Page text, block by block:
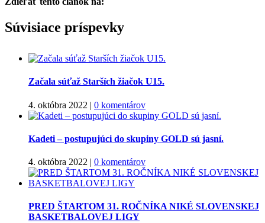
Facebook
Twitter
Súvisiace príspevky
Začala súťaž Starších žiačok U15.
4. októbra 2022 | 0 komentárov
Kadeti – postupujúci do skupiny GOLD sú jasní.
4. októbra 2022 | 0 komentárov
PRED ŠTARTOM 31. ROČNÍKA NIKÉ SLOVENSKEJ
BASKETBALOVEJ LIGY